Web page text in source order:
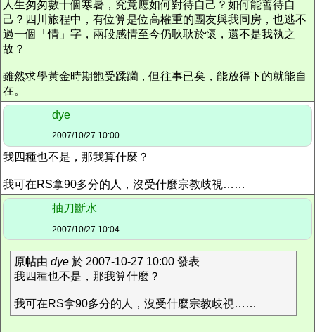
人生匆匆數十個寒暑，究竟應如何對待自己？如何能善待自
己？四川旅程中，有位算是位高權重的團友與我同房，也逃不
過一個「情」字，兩段感情至今仍耿耿於懷，還不是我執之
故？
雖然求學黃金時期飽受蹂躪，但往事已矣，能放得下的就能自
在。
dye
2007/10/27 10:00
我四種也不是，那我算什麼？
我可在RS拿90多分的人，沒受什麼宗教歧視……
抽刀斷水
2007/10/27 10:04
原帖由 dye 於 2007-10-27 10:00 發表
我四種也不是，那我算什麼？
我可在RS拿90多分的人，沒受什麼宗教歧視……